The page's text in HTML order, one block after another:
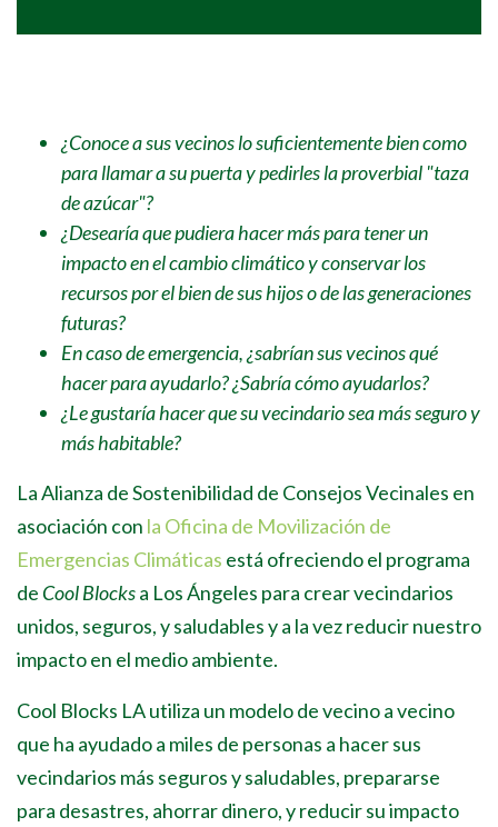
¿Conoce a sus vecinos lo suficientemente bien como
para llamar a su puerta y pedirles la proverbial "taza
de azúcar"?
¿Desearía que pudiera hacer más para tener un
impacto en el cambio climático y conservar los
recursos por el bien de sus hijos o de las generaciones
futuras?
En caso de emergencia, ¿sabrían sus vecinos qué
hacer para ayudarlo? ¿Sabría cómo ayudarlos?
¿Le gustaría hacer que su vecindario sea más seguro y
más habitable?
La Alianza de Sostenibilidad de Consejos Vecinales en
asociación con la Oficina de Movilización de
Emergencias Climáticas está ofreciendo el programa
de Cool Blocksa Los Ángeles para crear vecindarios
unidos, seguros, y saludables y a la vez reducir nuestro
impacto en el medio ambiente.
Cool Blocks LA utiliza un modelo de vecino a vecino
que ha ayudado a miles de personas a hacer sus
vecindarios más seguros y saludables, prepararse
para desastres, ahorrar dinero, y reducir su impacto